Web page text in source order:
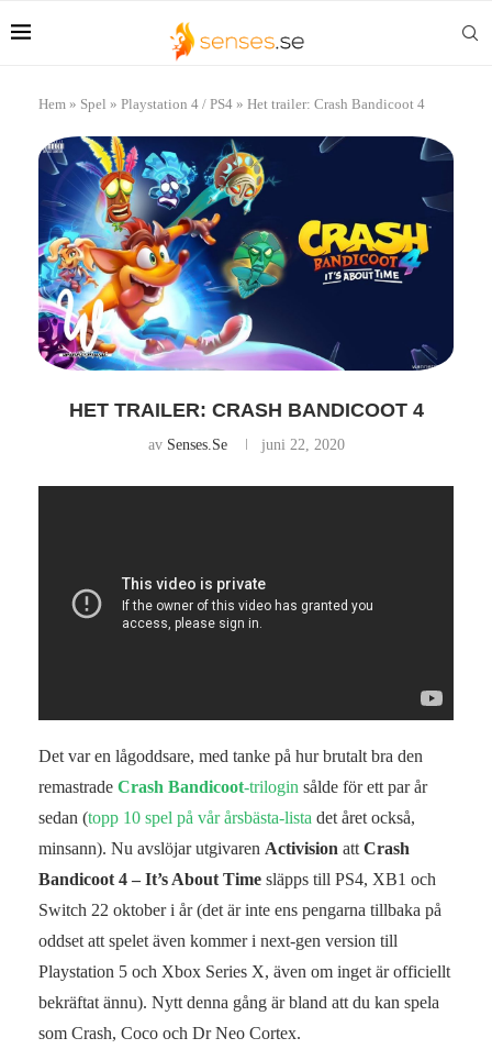
Hem » Spel » Playstation 4 / PS4 » Het trailer: Crash Bandicoot 4
HET TRAILER: CRASH BANDICOOT 4
av Senses.se juni 22, 2020
Det var en lågoddsare, med tanke på hur brutalt bra den
remastrade Crash Bandicoot-trilogin sålde för ett par år
sedan (topp 10 spel på vår årsbästa-lista det året också,
minsann). Nu avslöjar utgivaren Activision attCrash
Bandicoot 4 – It’s About Time släpps till PS4, XB1 och
Switch 22 oktober i år (det är inte ens pengarna tillbaka på
oddset att spelet även kommer i next-gen version till
Playstation 5 och Xbox Series X, även om inget är officiellt
bekräftat ännu). Nytt denna gång är bland att du kan spela
som Crash, Coco och Dr Neo Cortex.